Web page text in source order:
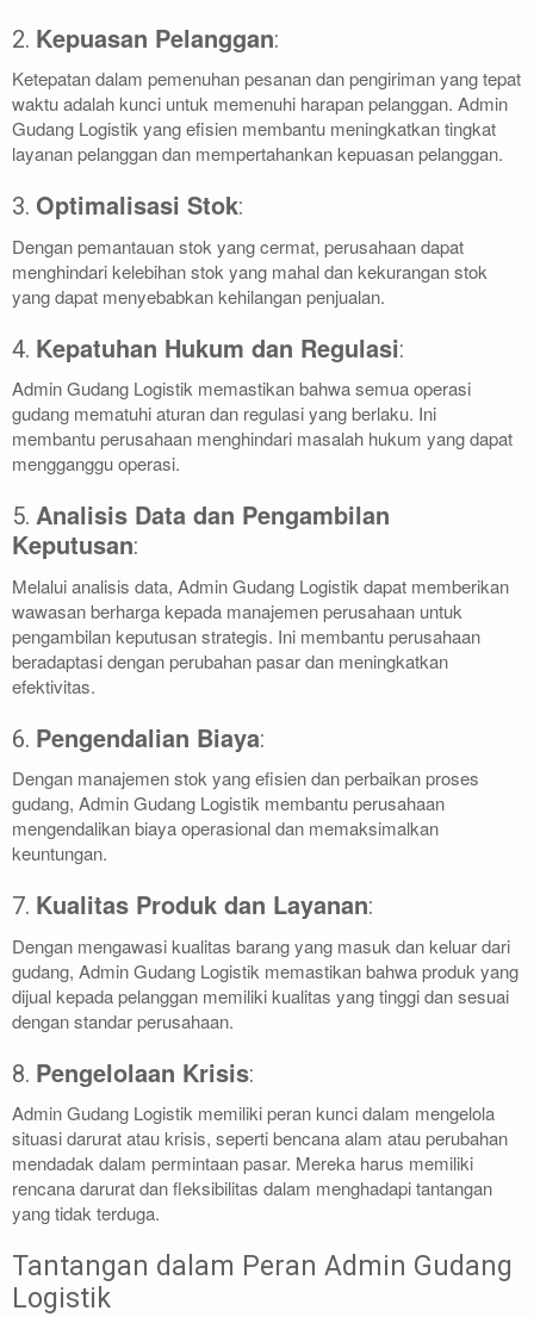
2. Kepuasan Pelanggan:
Ketepatan dalam pemenuhan pesanan dan pengiriman yang tepat
waktu adalah kunci untuk memenuhi harapan pelanggan. Admin
Gudang Logistik yang efisien membantu meningkatkan tingkat
layanan pelanggan dan mempertahankan kepuasan pelanggan.
3. Optimalisasi Stok:
Dengan pemantauan stok yang cermat, perusahaan dapat
menghindari kelebihan stok yang mahal dan kekurangan stok
yang dapat menyebabkan kehilangan penjualan.
4. Kepatuhan Hukum dan Regulasi:
Admin Gudang Logistik memastikan bahwa semua operasi
gudang mematuhi aturan dan regulasi yang berlaku. Ini
membantu perusahaan menghindari masalah hukum yang dapat
mengganggu operasi.
5. Analisis Data dan Pengambilan
Keputusan:
Melalui analisis data, Admin Gudang Logistik dapat memberikan
wawasan berharga kepada manajemen perusahaan untuk
pengambilan keputusan strategis. Ini membantu perusahaan
beradaptasi dengan perubahan pasar dan meningkatkan
efektivitas.
6. Pengendalian Biaya:
Dengan manajemen stok yang efisien dan perbaikan proses
gudang, Admin Gudang Logistik membantu perusahaan
mengendalikan biaya operasional dan memaksimalkan
keuntungan.
7. Kualitas Produk dan Layanan:
Dengan mengawasi kualitas barang yang masuk dan keluar dari
gudang, Admin Gudang Logistik memastikan bahwa produk yang
dijual kepada pelanggan memiliki kualitas yang tinggi dan sesuai
dengan standar perusahaan.
8. Pengelolaan Krisis:
Admin Gudang Logistik memiliki peran kunci dalam mengelola
situasi darurat atau krisis, seperti bencana alam atau perubahan
mendadak dalam permintaan pasar. Mereka harus memiliki
rencana darurat dan fleksibilitas dalam menghadapi tantangan
yang tidak terduga.
Tantangan dalam Peran Admin Gudang
Logistik